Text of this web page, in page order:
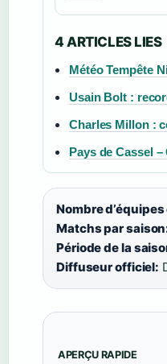
4 ARTICLES LIES
Météo Tempête
Usain Bolt :
Charles Millon :
Pays de Cassel
Nombre d’équipes
Matchs par
Période de la
Diffuseur officiel:
APERÇU RAPIDE